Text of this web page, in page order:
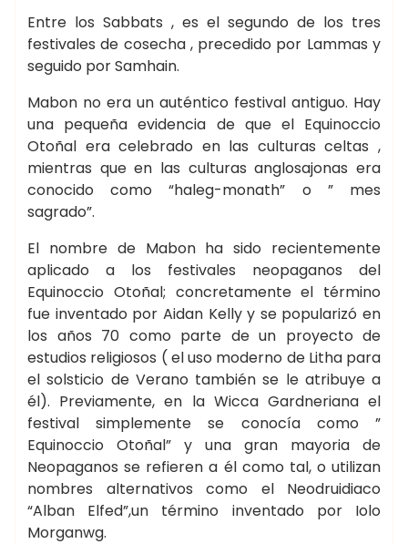
Entre los Sabbats , es el segundo de los tres
festivales de cosecha , precedido por Lammas y
seguido por Samhain.
Mabon no era un auténtico festival antiguo. Hay
una pequeña evidencia de que el Equinoccio
Otoñal era celebrado en las culturas celtas ,
mientras que en las culturas anglosajonas era
conocido como “haleg-monath” o ” mes
sagrado”.
El nombre de Mabon ha sido recientemente
aplicado a los festivales neopaganos del
Equinoccio Otoñal; concretamente el término
fue inventado por Aidan Kelly y se popularizó en
los años 70 como parte de un proyecto de
estudios religiosos ( el uso moderno de Litha para
el solsticio de Verano también se le atribuye a
él). Previamente, en la Wicca Gardneriana el
festival simplemente se conocía como ”
Equinoccio Otoñal” y una gran mayoria de
Neopaganos se refieren a él como tal, o utilizan
nombres alternativos como el Neodruidiaco
“Alban Elfed”,un término inventado por Iolo
Morganwg.